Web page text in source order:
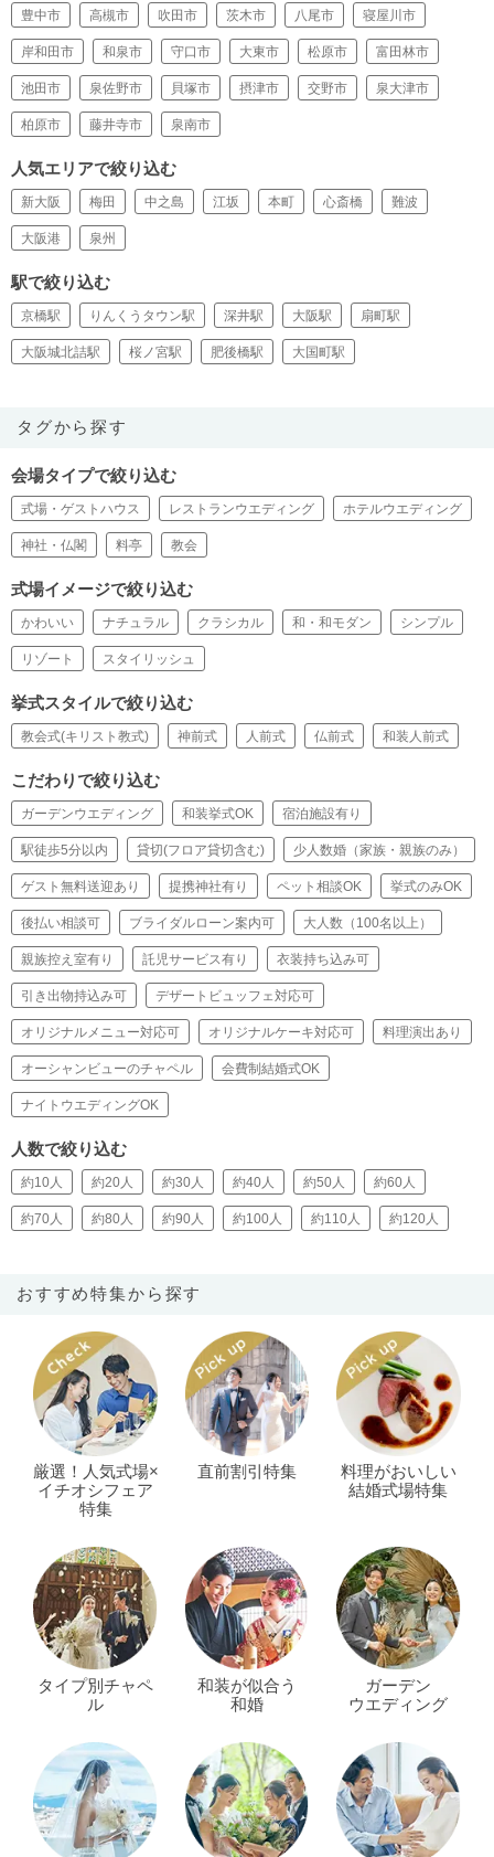
豊中市 高槻市 吹田市 茨木市 八尾市 寝屋川市
岸和田市 和泉市 守口市 大東市 松原市 富田林市
池田市 泉佐野市 貝塚市 摂津市 交野市 泉大津市
柏原市 藤井寺市 泉南市
人気エリアで絞り込む
新大阪 梅田 中之島 江坂 本町 心斎橋 難波
大阪港 泉州
駅で絞り込む
京橋駅 りんくうタウン駅 深井駅 大阪駅 扇町駅
大阪城北詰駅 桜ノ宮駅 肥後橋駅 大国町駅
タグから探す
会場タイプで絞り込む
式場・ゲストハウス レストランウエディング ホテルウエディング
神社・仏閣 料亭 教会
式場イメージで絞り込む
かわいい ナチュラル クラシカル 和・和モダン シンプル
リゾート スタイリッシュ
挙式スタイルで絞り込む
教会式(キリスト教式) 神前式 人前式 仏前式 和装人前式
こだわりで絞り込む
ガーデンウエディング 和装挙式OK 宿泊施設有り
駅徒歩5分以内 貸切(フロア貸切含む) 少人数婚（家族・親族のみ）
ゲスト無料送迎あり 提携神社有り ペット相談OK 挙式のみOK
後払い相談可 ブライダルローン案内可 大人数（100名以上）
親族控え室有り 託児サービス有り 衣装持ち込み可
引き出物持込み可 デザートビュッフェ対応可
オリジナルメニュー対応可 オリジナルケーキ対応可 料理演出あり
オーシャンビューのチャペル 会費制結婚式OK
ナイトウエディングOK
人数で絞り込む
約10人 約20人 約30人 約40人 約50人 約60人
約70人 約80人 約90人 約100人 約110人 約120人
おすすめ特集から探す
厳選！人気式場×
イチオシフェア
特集
直前割引特集
料理がおいしい
結婚式場特集
タイプ別チャペ
ル
和装が似合う
和婚
ガーデン
ウエディング